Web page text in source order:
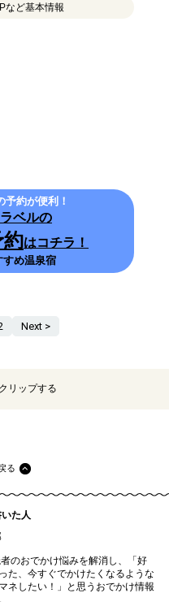
など基本情報
約が便利！
ベルの
約はコチラ！
すめ温泉宿
Next >
リップする
る
た人
者のおでかけ悩みを解消し、「好
た、今すぐでかけたくなるような
ネしたい！」と思うおでかけ情報